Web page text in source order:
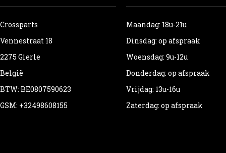
Crossparts
Vennestraat 18
2275 Gierle
België
BTW: BE0807590623
GSM: +32498608155
Maandag: 18u-21u
Dinsdag: op afspraak
Woensdag: 9u-12u
Donderdag: op afspraak
Vrijdag: 13u-16u
Zaterdag: op afspraak